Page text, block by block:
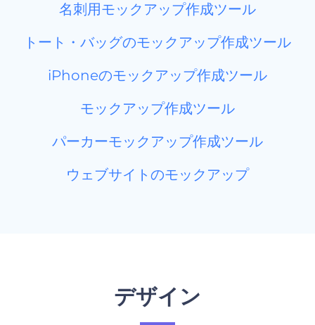
名刺用モックアップ作成ツール
トート・バッグのモックアップ作成ツール
iPhoneのモックアップ作成ツール
モックアップ作成ツール
パーカーモックアップ作成ツール
ウェブサイトのモックアップ
デザイン